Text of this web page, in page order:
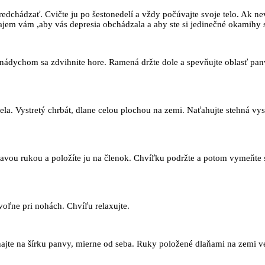
Cvičte ju po šestonedelí a vždy počúvajte svoje telo. Ak
vám ,aby vás depresia obchádzala a aby ste si jedinečné
sa zdvihnite hore. Ramená držte dole a spevňujte oblasť
Vystretý chrbát, dlane celou plochou na zemi. Naťahujte stehná
rukou a položíte ju na členok. Chvíľku podržte a potom
pri nohách. Chvíľu relaxujte.
na šírku panvy, mierne od seba. Ruky položené dlaňami na zemi